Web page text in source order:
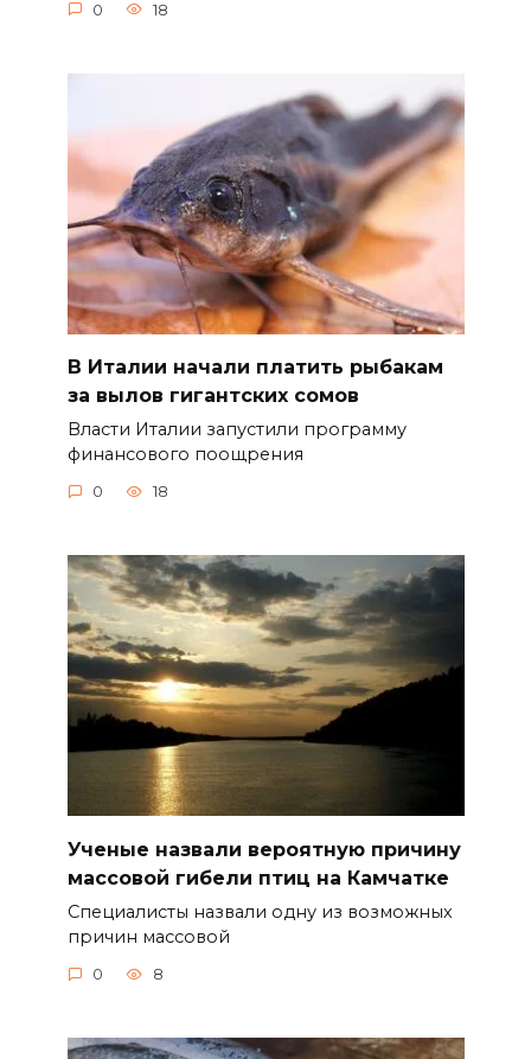
0 18
В Италии начали платить рыбакам
за вылов гигантских сомов
Власти Италии запустили программу
финансового поощрения
0 18
Ученые назвали вероятную причину
массовой гибели птиц на Камчатке
Специалисты назвали одну из возможных
причин массовой
0 8